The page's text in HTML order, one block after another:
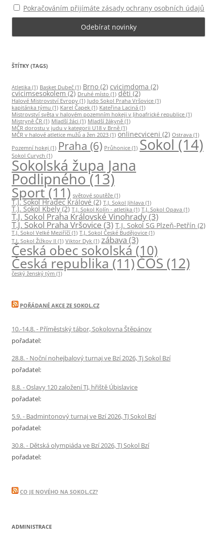
Pokračováním přijímáte zásady ochrany osobních údajů
ŠTÍTKY (TAGS)
Atletika (1) Basket Dubeč (1) Brno (2) cvicimdoma (2)
cvicimsesokolem (2) Druhé místo (1) děti (2)
Halové Mistrovství Evropy (1) Judo Sokol Praha Vršovice (1)
kapitánka týmu (1) Karel Čapek (1) Kateřina Laciná (1)
Mistrovství světa v halovém pozemním hokeji v Jihoafrické republice (1)
Mistryně ČR (1) Mladší žáci (1) Mladší žákyně (1)
MČR dorostu v judu v kategorii U18 v Brně (1)
MČR v halové atletice mužů a žen 2023 (1) onlinecviceni (2) Ostrava (1)
Pozemní hokej (1) Praha (6) Průhonice (1) Sokol (14)
Sokol Curych (1)
Sokolská župa Jana
Podlipného(13)
Sport(11) světové soutěže (1)
T.J. Sokol Hradec Králové (2) T.J. Sokol Jihlava (1)
T.J. Sokol Kbely (2) T.J. Sokol Kolín - atletika (1) T.J. Sokol Opava (1)
T.J. Sokol Praha Královské Vinohrady(3)
T.J. Sokol Praha Vršovice (3) T.J. Sokol SG Plzeň-Petřín (2)
T.J. Sokol Velké Meziříčí (1) T.J. Sokol České Budějovice (1)
T.J. Sokol Žižkov II (1) Viktor Dyk (1) zábava (3)
Česká obec sokolská (10)
Česká republika(11)ČOS (12)
český ženský tým (1)
POŘÁDANÉ AKCE ZE SOKOL.CZ
10.-14.8. - Příměstský tábor, Sokolovna Štěpánov
pořadatel:
28.8. - Noční nohejbalový turnaj ve Bzí 2026, Tj Sokol Bzí
pořadatel:
8.8. - Oslavy 120 založení TJ, hřiště Úbislavice
pořadatel:
5.9. - Badmintonový turnaj ve Bzí 2026, TJ Sokol Bzí
pořadatel:
30.8. - Dětská olympiáda ve Bzí 2026, TJ Sokol Bzí
pořadatel:
CO JE NOVÉHO NA SOKOL.CZ?
ADMINISTRACE